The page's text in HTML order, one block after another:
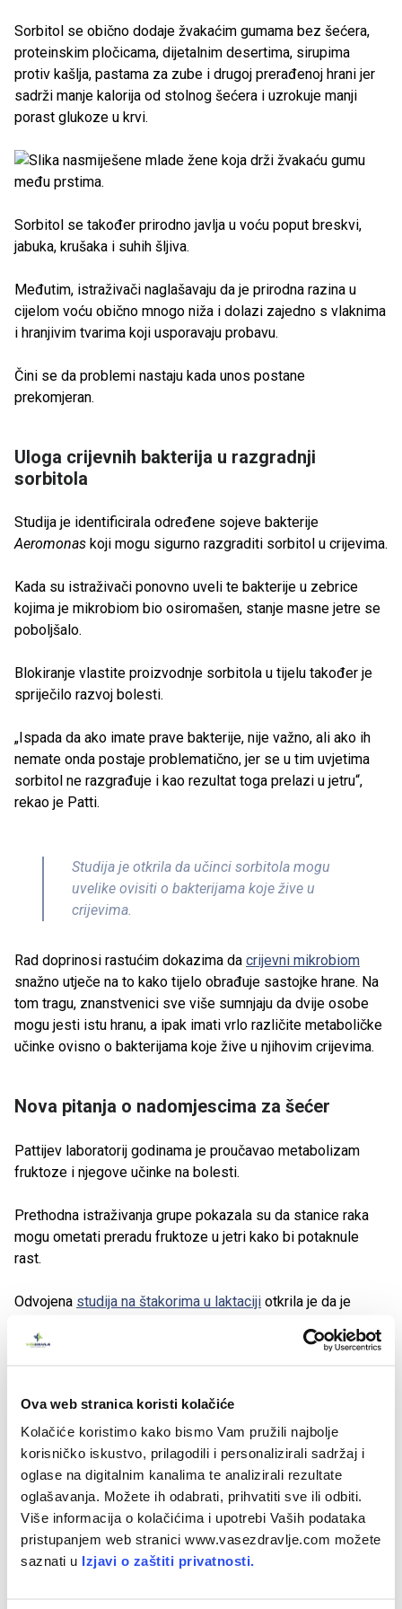
Ova web stranica koristi kolačiće
Kolačiće koristimo kako bismo Vam pružili najbolje
korisničko iskustvo, prilagodili i personalizirali sadržaj i
oglase na digitalnim kanalima te analizirali rezultate
oglašavanja. Možete ih odabrati, prihvatiti sve ili odbiti.
Više informacija o kolačićima i upotrebi Vaših podataka
pristupanjem web stranici www.vasezdravlje.com možete
saznati u Izjavi o zaštiti privatnosti.
Sorbitol se obično dodaje žvakaćim gumama bez šećera,
proteinskim pločicama, dijetalnim desertima, sirupima
protiv kašlja, pastama za zube i drugoj prerađenoj hrani jer
sadrži manje kalorija od stolnog šećera i uzrokuje manji
porast glukoze u krvi.
Sorbitol se također prirodno javlja u voću poput breskvi,
jabuka, krušaka i suhih šljiva.
Međutim, istraživači naglašavaju da je prirodna razina u
cijelom voću obično mnogo niža i dolazi zajedno s vlaknima
i hranjivim tvarima koji usporavaju probavu.
Čini se da problemi nastaju kada unos postane
prekomjeran.
Uloga crijevnih bakterija u razgradnji
sorbitola
Studija je identificirala određene sojeve bakterije
Aeromonas koji mogu sigurno razgraditi sorbitol u crijevima.
Kada su istraživači ponovno uveli te bakterije u zebrice
kojima je mikrobiom bio osiromašen, stanje masne jetre se
poboljšalo.
Blokiranje vlastite proizvodnje sorbitola u tijelu također je
spriječilo razvoj bolesti.
„Ispada da ako imate prave bakterije, nije važno, ali ako ih
nemate onda postaje problematično, jer se u tim uvjetima
sorbitol ne razgrađuje i kao rezultat toga prelazi u jetru“,
rekao je Patti.
Studija je otkrila da učinci sorbitola mogu
uvelike ovisiti o bakterijama koje žive u
crijevima.
Rad doprinosi rastućim dokazima da crijevni mikrobiom
snažno utječe na to kako tijelo obrađuje sastojke hrane. Na
tom tragu, znanstvenici sve više sumnjaju da dvije osobe
mogu jesti istu hranu, a ipak imati vrlo različite metaboličke
učinke ovisno o bakterijama koje žive u njihovim crijevima.
Nova pitanja o nadomjescima za šećer
Pattijev laboratorij godinama je proučavao metabolizam
fruktoze i njegove učinke na bolesti.
Prethodna istraživanja grupe pokazala su da stanice raka
mogu ometati preradu fruktoze u jetri kako bi potaknule
rast.
Odvojena studija na štakorima u laktaciji otkrila je da je
abnormalnosti, pojavu markera oštećenja jetre, oštećenje
crijevni mikrobiom i dovodi do intolerancije na glukozu.
Novi nalazi sugeriraju da neke nadomjesci za šećer mogu
hraniti iste biološke sustave koje su istraživači pokušavali
izbjeći.
Rezultati ne znače da bi ljudi trebali paničariti zbog
povremenog unosa sladila 'bez šećera'.